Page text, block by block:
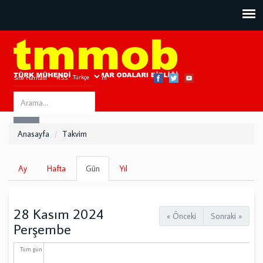
Site Haritası RSS Bize Ulaşın
Search
this
Anasayfa Takvim
Birincil
sekmeler
Ay Hafta Gün
sekme)
Yıl
« Önceki Sonraki »
28 Kasım 2024
Perşembe
Tüm gün